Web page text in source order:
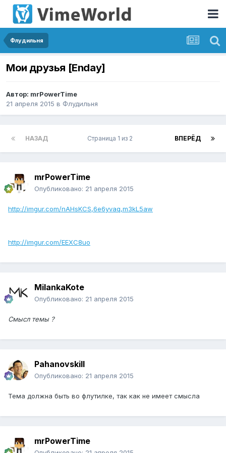
Флудильня
Мои друзья [Enday]
Автор: mrPowerTime
21 апреля 2015 в Флудильня
НАЗАД ВПЕРЁД
Страница 1 из 2
mrPowerTime
Опубликовано: 21 апреля 2015
http://imgur.com/nAHsKCS,6e6yvaq,m3kL5aw
http://imgur.com/EEXC8uo
MilankaKote
Опубликовано: 21 апреля 2015
Смысл темы ?
Pahanovskill
Опубликовано: 21 апреля 2015
Тема должна быть во флутилке, так как не имеет смысла
mrPowerTime